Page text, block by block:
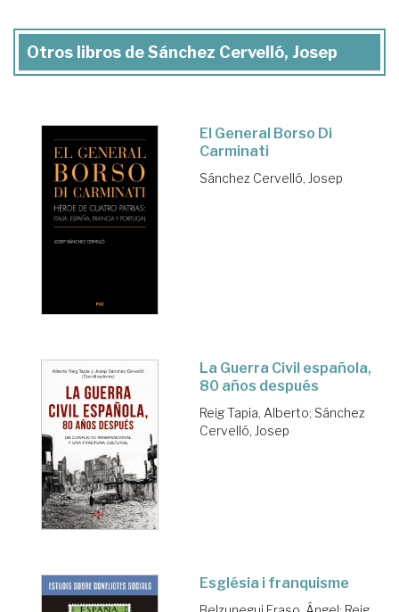
Otros libros de Sánchez Cervelló, Josep
El General Borso Di
Carminati
Sánchez Cervelló, Josep
La Guerra Civil española,
80 años después
Reig Tapia, Alberto; Sánchez
Cervelló, Josep
Església i franquisme